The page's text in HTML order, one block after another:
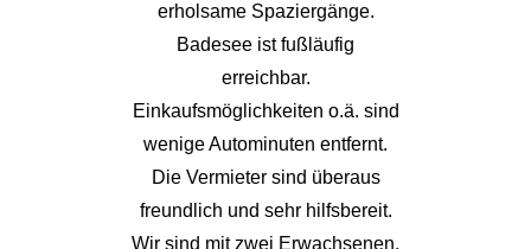
erholsame Spaziergänge.
Badesee ist fußläufig
erreichbar.
Einkaufsmöglichkeiten o.ä. sind
wenige Autominuten entfernt.
Die Vermieter sind überaus
freundlich und sehr hilfsbereit.
Wir sind mit zwei Erwachsenen,